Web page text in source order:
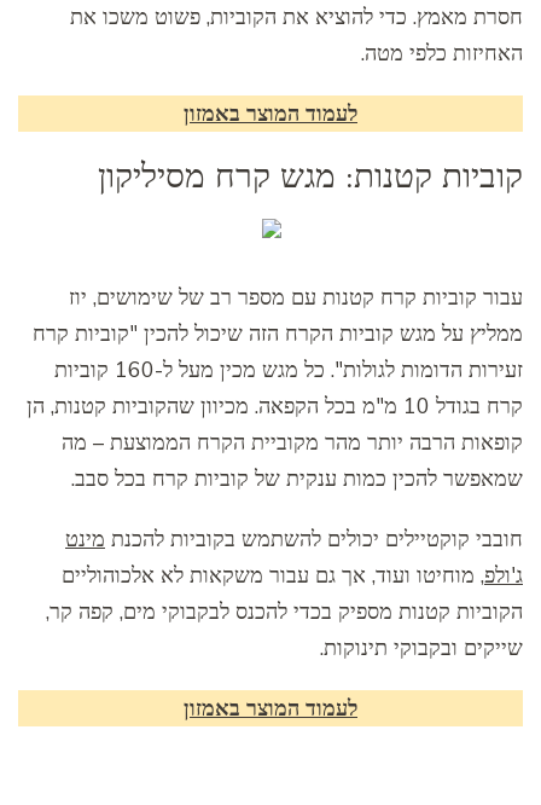
חסרת מאמץ. כדי להוציא את הקוביות, פשוט משכו את
האחיזות כלפי מטה.
לעמוד המוצר באמזון
קוביות קטנות: מגש קרח מסיליקון
עבור קוביות קרח קטנות עם מספר רב של שימושים, יוז
ממליץ על מגש קוביות הקרח הזה שיכול להכין "קוביות קרח
זעירות הדומות לגולות". כל מגש מכין מעל ל-160 קוביות
קרח בגודל 10 מ"מ בכל הקפאה. מכיוון שהקוביות קטנות, הן
קופאות הרבה יותר מהר מקוביית הקרח הממוצעת – מה
שמאפשר להכין כמות ענקית של קוביות קרח בכל סבב.
חובבי קוקטיילים יכולים להשתמש בקוביות להכנת מינט
ג'ולפ, מוחיטו ועוד, אך גם עבור משקאות לא אלכוהוליים
הקוביות קטנות מספיק בכדי להכנס לבקבוקי מים, קפה קר,
שייקים ובקבוקי תינוקות.
לעמוד המוצר באמזון